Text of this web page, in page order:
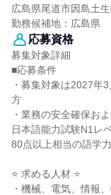
広島県尾道市因島土
勤務候補地：広島県
応募資格
募集対象詳細
■応募条件
・募集対象は2027年
方
・業務の安全確保お
日本語能力試験N1レ
80点以上相当の語学
⭐ 求める人材 ⭐
・機械、電気、情報